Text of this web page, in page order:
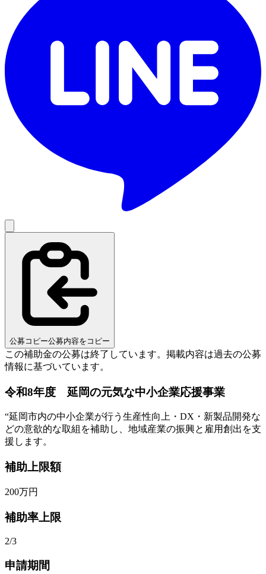
公募コピー公募内容をコピー
この補助金の公募は終了しています。 掲載内容は過去の公募
情報に基づいています。
令和8年度 延岡の元気な中小企業応援事業
“延岡市内の中小企業が行う生産性向上・DX・新製品開発な
どの意欲的な取組を補助し、地域産業の振興と雇用創出を支
援します。
補助上限額
200万円
補助率上限
2/3
申請期間